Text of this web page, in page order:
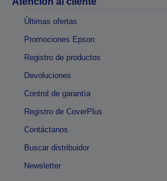
Últimas ofertas
Promociones Epson
Registro de productos
Devoluciones
Control de garantía
Registro de CoverPlus
Contáctanos
Buscar distribuidor
Newsletter